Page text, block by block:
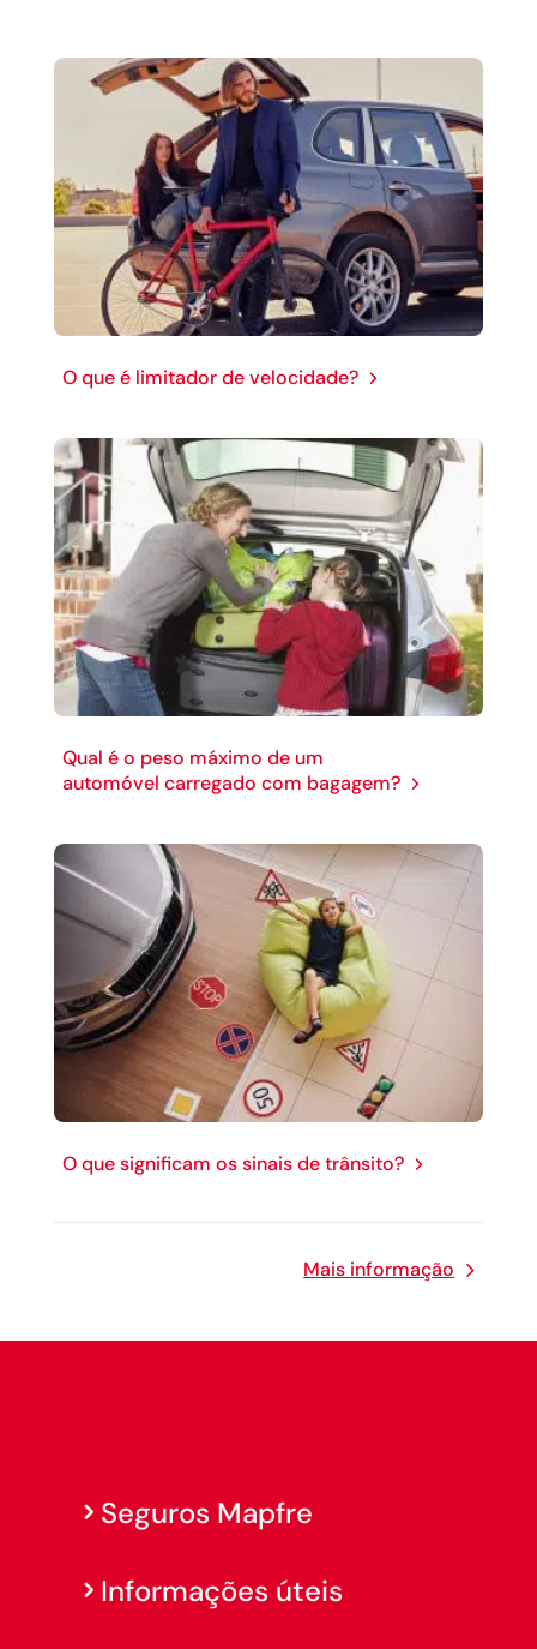
O que é limitador de velocidade?
Qual é o peso máximo de um
automóvel carregado com bagagem?
O que significam os sinais de trânsito?
Mais informação
Seguros Mapfre
Informações úteis